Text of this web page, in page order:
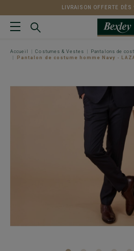
LIVRAISON OFFERTE
Accueil Costumes & Vestes
Pantalons de
Pantalon de costume homme Navy -